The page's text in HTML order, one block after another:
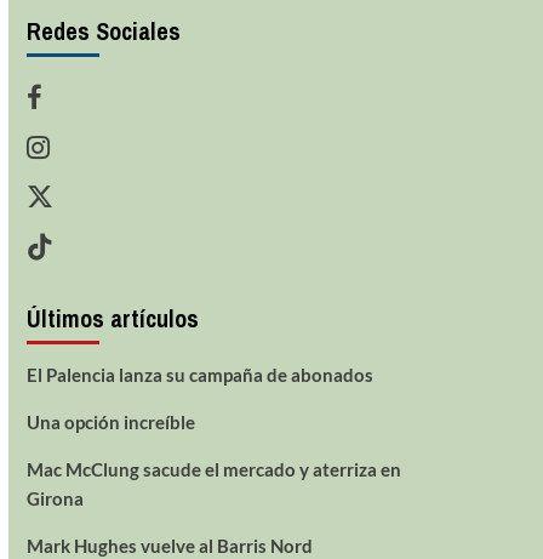
Redes Sociales
Últimos artículos
El Palencia lanza su campaña de abonados
Una opción increíble
Mac McClung sacude el mercado y aterriza en
Girona
Mark Hughes vuelve al Barris Nord